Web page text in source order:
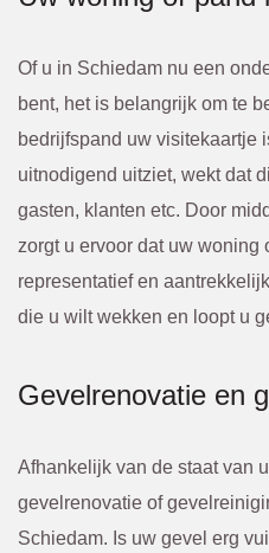
Of u in Schiedam nu een
bent, het is belangrijk om te
bedrijfspand uw visitekaartje
uitnodigend uitziet, wekt dat
gasten, klanten etc. Door
zorgt u ervoor dat uw
representatief en
die u wilt wekken en loopt u
Gevelrenovatie en
Afhankelijk van de staat van
gevelrenovatie of
Schiedam. Is uw gevel erg